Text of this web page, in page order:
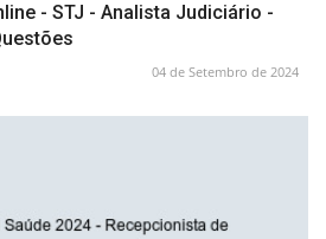
- STJ - Analista Judiciário -
04 de Setembro de 2024